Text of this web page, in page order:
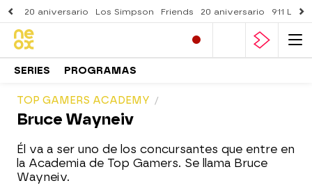
20 aniversario Los Simpson Friends 20 aniversario 911
SERIES PROGRAMAS
TOP GAMERS ACADEMY
Bruce Wayneiv
Él va a ser uno de los concursantes que entre en
la Academia de Top Gamers. Se llama Bruce
Wayneiv.